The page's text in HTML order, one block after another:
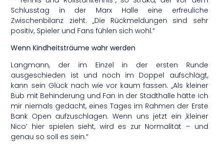
Schlusstag in der Marx Halle eine erfreuliche
Zwischenbilanz zieht. „Die Rückmeldungen sind sehr
positiv, Spieler und Fans fühlen sich wohl.“
Wenn Kindheitsträume wahr werden
Langmann, der im Einzel in der ersten Runde
ausgeschieden ist und noch im Doppel aufschlägt,
kann sein Glück nach wie vor kaum fassen. „Als kleiner
Bub mit Behinderung und Fan in der Stadthalle hätte ich
mir niemals gedacht, eines Tages im Rahmen der Erste
Bank Open aufzuschlagen. Wenn uns jetzt ein ‚kleiner
Nico’ hier spielen sieht, wird es zur Normalität – und
genau so soll es sein.“